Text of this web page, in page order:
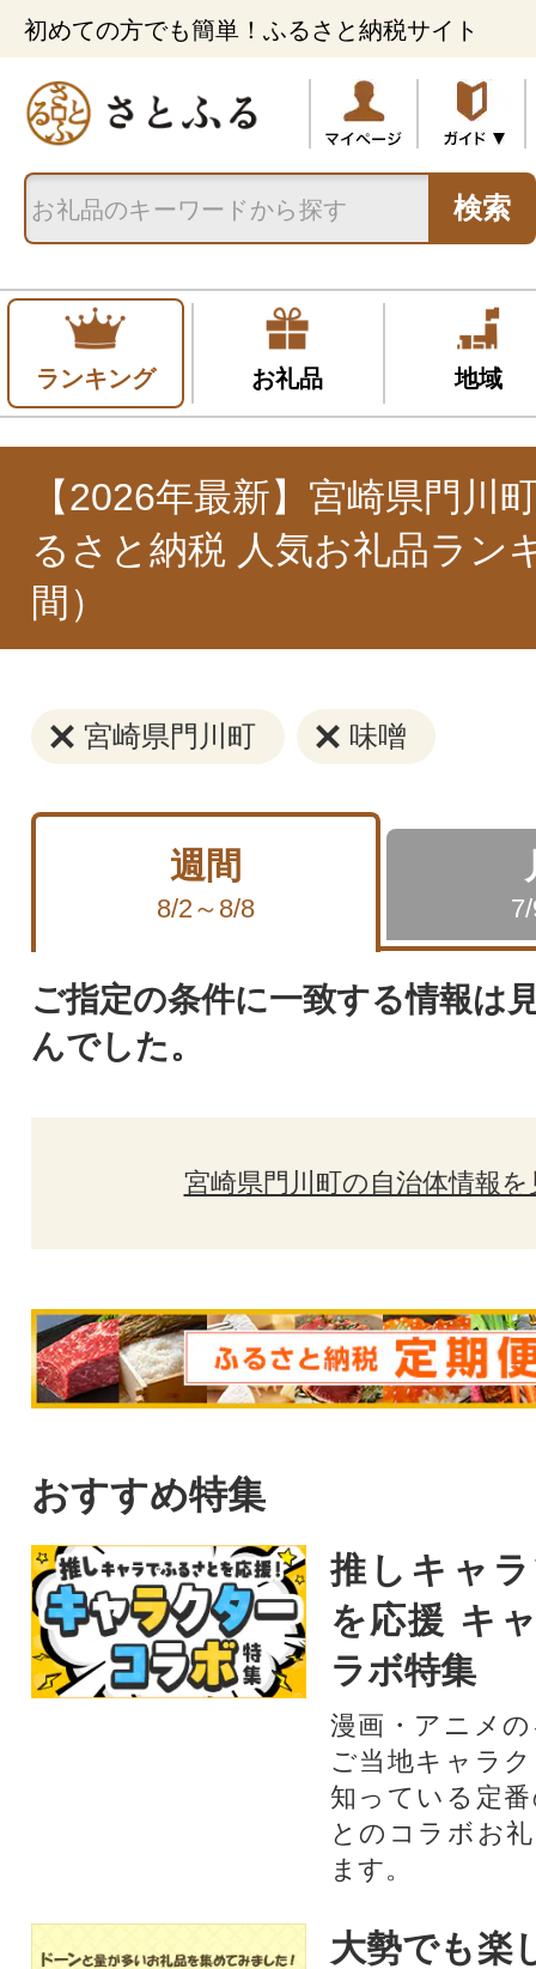
初めての方でも簡単！ふるさと納税サイト
検索
ランキング お礼品 地域
【2026年最新】宮崎県門川
るさと納税 人気お礼品ラン
間）
宮崎県門川町 味噌
週間
8/2～8/8
ご指定の条件に一致する情報は
んでした。
宮崎県門川町の自治体情報を
おすすめ特集
推しキャ
を応援 キ
ラボ特集
漫画・アニメ
ご当地キャラ
知っている定
とのコラボお
ます。​
大勢でも楽